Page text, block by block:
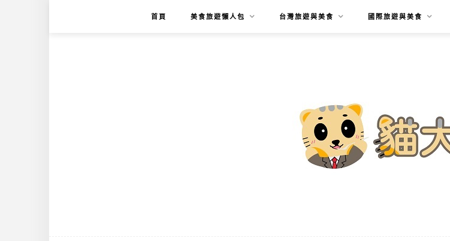
首頁 美食旅遊懶人包 台灣旅遊與美食 國際旅遊與美食